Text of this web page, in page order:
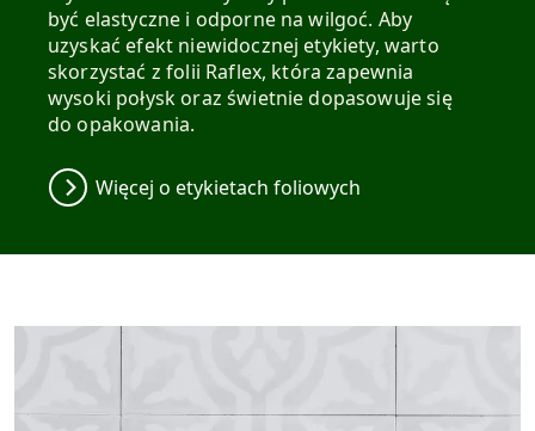
być elastyczne i odporne na wilgoć. Aby
uzyskać efekt niewidocznej etykiety, warto
skorzystać z folii Raflex, która zapewnia
wysoki połysk oraz świetnie dopasowuje się
do opakowania.
Więcej o etykietach foliowych